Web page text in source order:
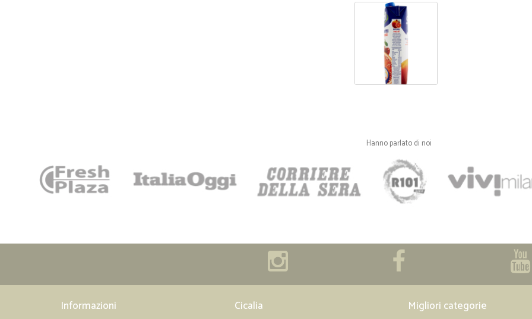
Hanno parlato di noi
Informazioni Cicalia Migliori categorie